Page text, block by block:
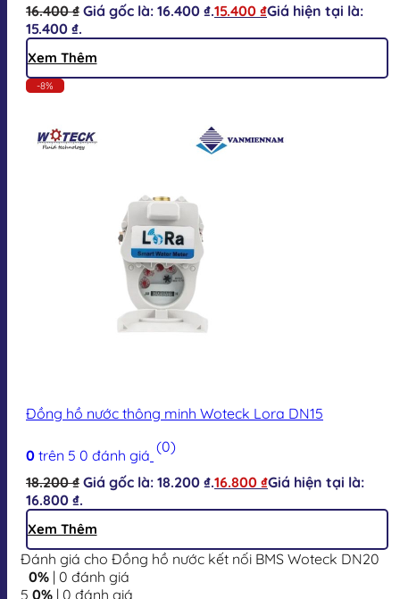
16.400₫ Giá gốc là: 16.400 ₫.15.400 ₫Giá hiện tại là:
15.400 ₫.
Xem Thêm
-8%
Đồng hồ nước thông minh Woteck Lora DN15
0 trên 5 0 đánh giá (0)
18.200₫ Giá gốc là: 18.200 ₫.16.800 ₫Giá hiện tại là:
16.800 ₫.
Xem Thêm
Đánh giá cho Đồng hồ nước kết nối BMS Woteck DN20
0% | 0 đánh giá
5 0% | 0 đánh giá